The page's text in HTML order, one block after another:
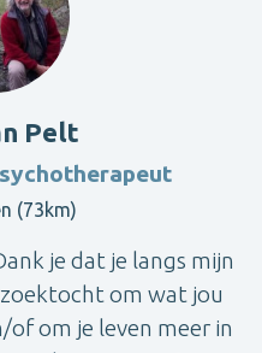
Pelt
(73km)
je dat je langs mijn
om wat jou
om je leven meer in